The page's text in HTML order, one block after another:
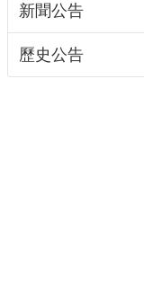
新聞公告
歷史公告